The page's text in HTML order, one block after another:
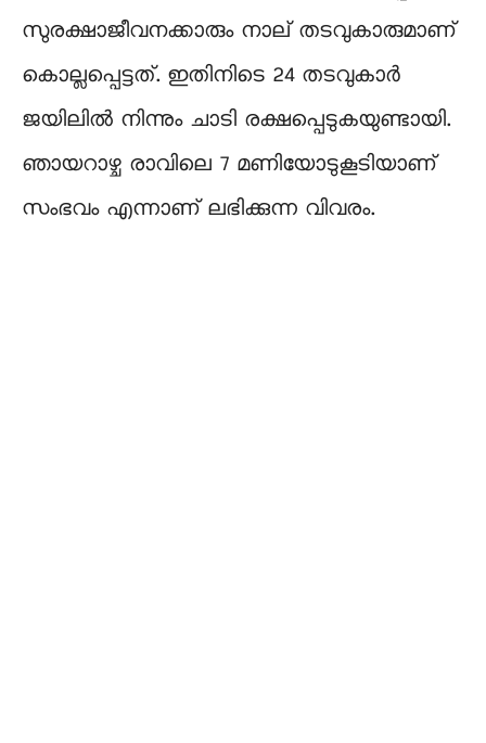
സുരക്ഷാജീവനക്കാരും നാല് തടവുകാരുമാണ്
കൊല്ലപ്പെട്ടത്. ഇതിനിടെ 24 തടവുകാർ
ജയിലിൽ നിന്നും ചാടി രക്ഷപ്പെടുകയുണ്ടായി.
ഞായറാഴ്ച രാവിലെ 7 മണിയോടുകൂടിയാണ്
സംഭവം എന്നാണ് ലഭിക്കുന്ന വിവരം.